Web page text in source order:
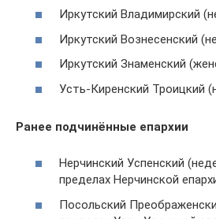
Иркутский Владимирский
Иркутский Вознесенский
Иркутский Знаменский
Усть-Киренский Троицкий
Ранее подчинённые епархии
Нерчинский Успенский
пределах Нерчинской
Посольский